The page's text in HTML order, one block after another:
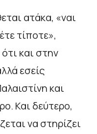
ατάκα, «ναι
τίποτε»,
και στην
εσείς
και
Και δεύτερο,
να στηρίζει